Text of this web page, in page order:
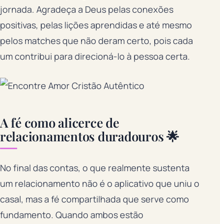
jornada. Agradeça a Deus pelas conexões
positivas, pelas lições aprendidas e até mesmo
pelos matches que não deram certo, pois cada
um contribui para direcioná-lo à pessoa certa.
A fé como alicerce de
relacionamentos duradouros 🌟
No final das contas, o que realmente sustenta
um relacionamento não é o aplicativo que uniu o
casal, mas a fé compartilhada que serve como
fundamento. Quando ambos estão